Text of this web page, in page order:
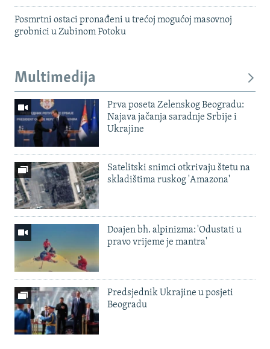
Posmrtni ostaci pronađeni u trećoj mogućoj masovnoj
grobnici u Zubinom Potoku
Multimedija
Prva poseta Zelenskog Beogradu:
Najava jačanja saradnje Srbije i
Ukrajine
Satelitski snimci otkrivaju štetu na
skladištima ruskog 'Amazona'
Doajen bh. alpinizma: 'Odustati u
pravo vrijeme je mantra'
Predsjednik Ukrajine u posjeti
Beogradu